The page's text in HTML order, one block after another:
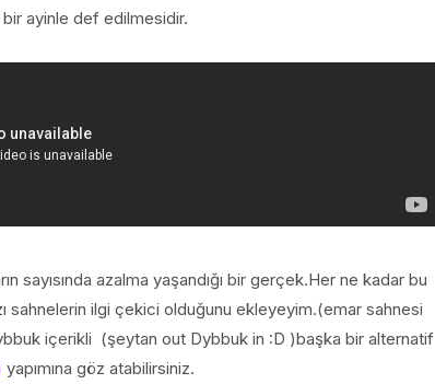
bir ayinle def edilmesidir.
sayısında azalma yaşandığı bir gerçek.Her ne kadar bu
ilgi çekici olduğunu ekleyeyim.(emar sahnesi
içerikli (şeytan out Dybbuk in :D )başka bir alternatif
yapımına göz atabilirsiniz.